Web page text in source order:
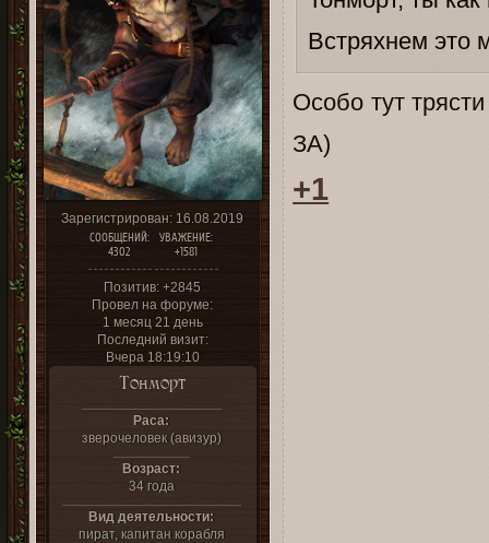
Зарегистрирован: 16.08.2019
СООБЩЕНИЙ:
4302
УВАЖЕНИЕ:
+1581
Позитив: +2845
Провел на форуме:
1 месяц 21 день
Последний визит:
Вчера 18:19:10
Тонморт
Раса:
зверочеловек (авизур)
Возраст:
34 года
Вид деятельности:
пират, капитан корабля
Встряхнем это
Особо тут
ЗА)
+1